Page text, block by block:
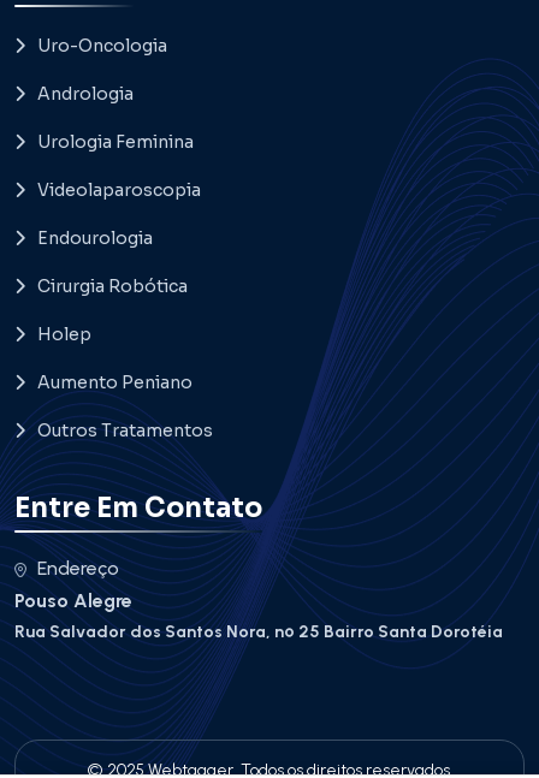
Uro-Oncologia
Andrologia
Urologia Feminina
Videolaparoscopia
Endourologia
Cirurgia Robótica
Holep
Aumento Peniano
Outros Tratamentos
Entre Em Contato
Endereço
Pouso Alegre
Rua Salvador dos Santos Nora, nº 25 Bairro Santa Dorotéia
© 2025 Webtagger. Todos os direitos reservados.